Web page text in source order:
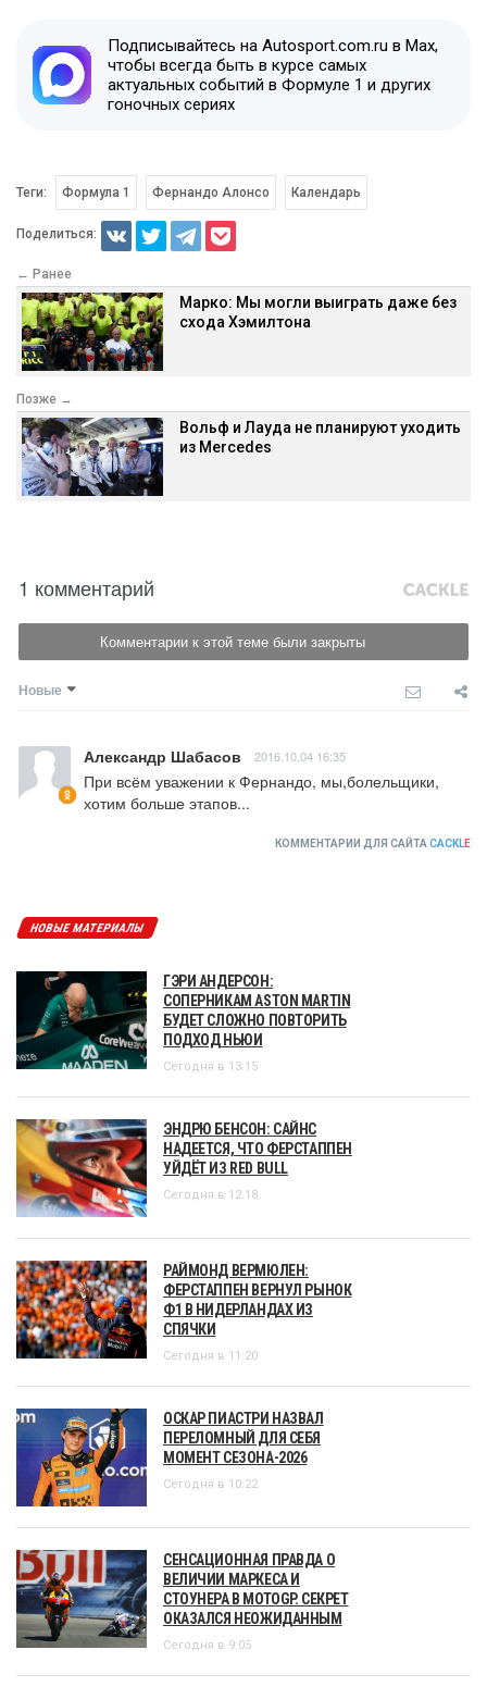
Подписывайтесь на Autosport.com.ru в Max,
чтобы всегда быть в курсе самых
актуальных событий в Формуле 1 и других
гоночных сериях
Теги: Формула 1 Фернандо Алонсо Календарь
Поделиться:
← Ранее
Марко: Мы могли выиграть даже без
схода Хэмилтона
Позже →
Вольф и Лауда не планируют уходить
из Mercedes
1 комментарий
Комментарии к этой теме были закрыты
Новые
Александр Шабасов 2016.10.04 16:35
При всём уважении к Фернандо, мы,болельщики,
хотим больше этапов...
КОММЕНТАРИИ ДЛЯ САЙТА CACKLE
НОВЫЕ МАТЕРИАЛЫ
ГЭРИ АНДЕРСОН:
СОПЕРНИКАМ ASTON MARTIN
БУДЕТ СЛОЖНО ПОВТОРИТЬ
ПОДХОД НЬЮИ
Сегодня в 13:15
ЭНДРЮ БЕНСОН: САЙНС
НАДЕЕТСЯ, ЧТО ФЕРСТАППЕН
УЙДЁТ ИЗ RED BULL
Сегодня в 12:18
РАЙМОНД ВЕРМЮЛЕН:
ФЕРСТАППЕН ВЕРНУЛ РЫНОК
Ф1 В НИДЕРЛАНДАХ ИЗ
СПЯЧКИ
Сегодня в 11:20
ОСКАР ПИАСТРИ НАЗВАЛ
ПЕРЕЛОМНЫЙ ДЛЯ СЕБЯ
МОМЕНТ СЕЗОНА-2026
Сегодня в 10:22
СЕНСАЦИОННАЯ ПРАВДА О
ВЕЛИЧИИ МАРКЕСА И
СТОУНЕРА В MOTOGP. СЕКРЕТ
ОКАЗАЛСЯ НЕОЖИДАННЫМ
Сегодня в 9:05